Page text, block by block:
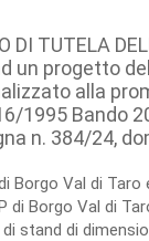
DI TUTELA
un progetto
alla
1995 Bando
n. 384/24,
Val di Taro
di Borgo Val di
stand di